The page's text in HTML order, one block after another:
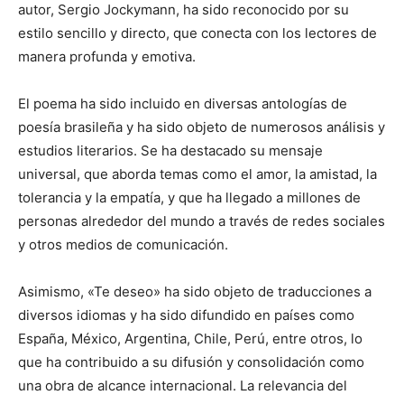
autor, Sergio Jockymann, ha sido reconocido por su
estilo sencillo y directo, que conecta con los lectores de
manera profunda y emotiva.
El poema ha sido incluido en diversas antologías de
poesía brasileña y ha sido objeto de numerosos análisis y
estudios literarios. Se ha destacado su mensaje
universal, que aborda temas como el amor, la amistad, la
tolerancia y la empatía, y que ha llegado a millones de
personas alrededor del mundo a través de redes sociales
y otros medios de comunicación.
Asimismo, «Te deseo» ha sido objeto de traducciones a
diversos idiomas y ha sido difundido en países como
España, México, Argentina, Chile, Perú, entre otros, lo
que ha contribuido a su difusión y consolidación como
una obra de alcance internacional. La relevancia del